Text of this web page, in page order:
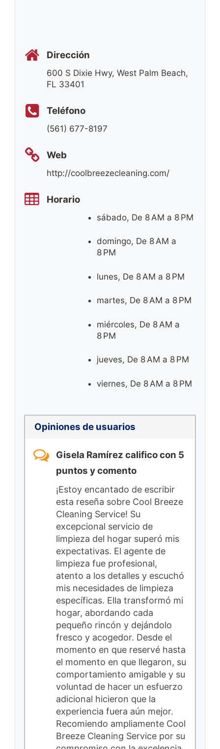
Dirección
600 S Dixie Hwy, West Palm Beach,
FL 33401
Teléfono
(561) 677-8197
Web
http://coolbreezecleaning.com/
Horario
sábado, De 8 AM a 8 PM
domingo, De 8 AM a
8 PM
lunes, De 8 AM a 8 PM
martes, De 8 AM a 8 PM
miércoles, De 8 AM a
8 PM
jueves, De 8 AM a 8 PM
viernes, De 8 AM a 8 PM
Opiniones de usuarios
Gisela Ramírez califico con 5
puntos y comento
¡Estoy encantado de escribir
esta reseña sobre Cool Breeze
Cleaning Service! Su
excepcional servicio de
limpieza del hogar superó mis
expectativas. El agente de
limpieza fue profesional,
atento a los detalles y escuchó
mis necesidades de limpieza
específicas. Ella transformó mi
hogar, abordando cada
pequeño rincón y dejándolo
fresco y acogedor. Desde el
momento en que reservé hasta
el momento en que llegaron, su
comportamiento amigable y su
voluntad de hacer un esfuerzo
adicional hicieron que la
experiencia fuera aún mejor.
Recomiendo ampliamente Cool
Breeze Cleaning Service por su